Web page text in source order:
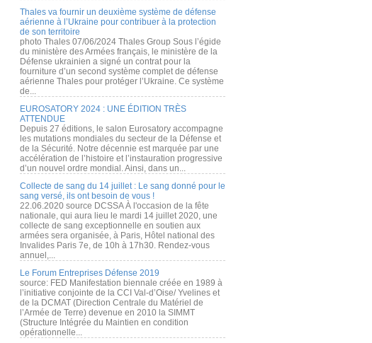
Thales va fournir un deuxième système de défense
aérienne à l’Ukraine pour contribuer à la protection
de son territoire
photo Thales 07/06/2024 Thales Group Sous l’égide
du ministère des Armées français, le ministère de la
Défense ukrainien a signé un contrat pour la
fourniture d’un second système complet de défense
aérienne Thales pour protéger l’Ukraine. Ce système
de...
EUROSATORY 2024 : UNE ÉDITION TRÈS
ATTENDUE
Depuis 27 éditions, le salon Eurosatory accompagne
les mutations mondiales du secteur de la Défense et
de la Sécurité. Notre décennie est marquée par une
accélération de l’histoire et l’instauration progressive
d’un nouvel ordre mondial. Ainsi, dans un...
Collecte de sang du 14 juillet : Le sang donné pour le
sang versé, ils ont besoin de vous !
22.06.2020 source DCSSA À l'occasion de la fête
nationale, qui aura lieu le mardi 14 juillet 2020, une
collecte de sang exceptionnelle en soutien aux
armées sera organisée, à Paris, Hôtel national des
Invalides Paris 7e, de 10h à 17h30. Rendez-vous
annuel,...
Le Forum Entreprises Défense 2019
source: FED Manifestation biennale créée en 1989 à
l’initiative conjointe de la CCI Val-d’Oise/ Yvelines et
de la DCMAT (Direction Centrale du Matériel de
l’Armée de Terre) devenue en 2010 la SIMMT
(Structure Intégrée du Maintien en condition
opérationnelle...